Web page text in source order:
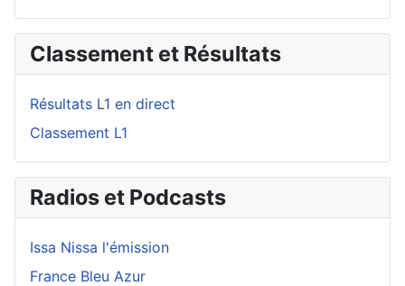
Classement et Résultats
Résultats L1 en direct
Classement L1
Radios et Podcasts
Issa Nissa l'émission
France Bleu Azur